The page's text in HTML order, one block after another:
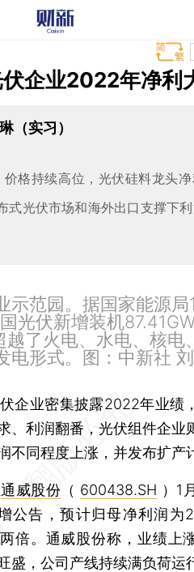
企业2022年净利
（实习）
格持续高位，光伏硅料龙头净
式光伏市场和海外出口支撑下利
示范园。据国家能源局
光伏新增装机
了火电、水电、核电
电形式。图：中新社
企业密集披露2022年业绩
、利润翻番，光伏组件企业
不同程度上涨，并发布扩产
通威股份 （ 600438.SH ）1
公告，预计归母净利润为
倍。通威股份称，业绩上
盛，公司产线持续满负荷运